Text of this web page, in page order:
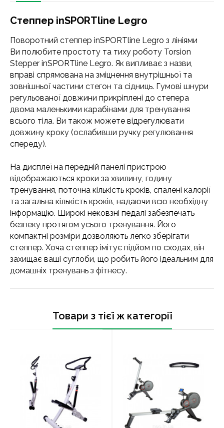
Степпер inSPORTline Legro
Поворотний степпер inSPORTline Legro з лініями
Ви полюбите простоту та тиху роботу Torsion
Stepper inSPORTline Legro. Як випливає з назви,
вправі спрямована на зміцнення внутрішньої та
зовнішньої частини стегон та сідниць. Гумові шнури
регульованої довжини прикріплені до степера
двома маленькими карабінами для тренування
всього тіла. Ви також можете відрегулювати
довжину кроку (ослабивши ручку регулювання
спереду).
На дисплеї на передній панелі пристрою
відображаються кроки за хвилину, годину
тренування, поточна кількість кроків, спалені калорії
та загальна кількість кроків, надаючи всю необхідну
інформацію. Широкі нековзні педалі забезпечать
безпеку протягом усього тренування. Його
компактні розміри дозволяють легко зберігати
степпер. Хоча степпер імітує підйом по сходах, він
захищає ваші суглоби, що робить його ідеальним для
домашніх тренувань з фітнесу.
Товари з тієї ж категорії